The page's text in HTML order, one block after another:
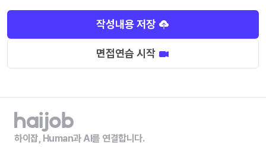
작성내용 저장
면접연습 시작
하이잡, Human과 AI를 연결합니다.